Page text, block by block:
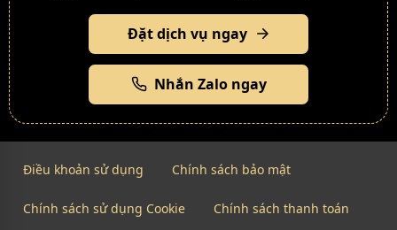
Đặt dịch vụ ngay
Nhắn Zalo ngay
Điều khoản sử dụng Chính sách bảo mật
Chính sách sử dụng Cookie Chính sách thanh toán